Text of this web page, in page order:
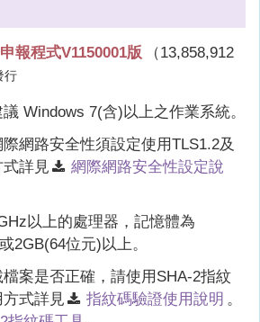
報程式V1150001版
（13,858,912
行
議 Windows 7(含)以上之作業系統。
網路安全性須設定使用TLS1.2及
詳見
網際網路安全性設定說
以上的處理器，記憶體為
2GB(64位元)以上。
案是否正確，請使用SHA-2指紋
式詳見
指紋碼驗證使用說明 。